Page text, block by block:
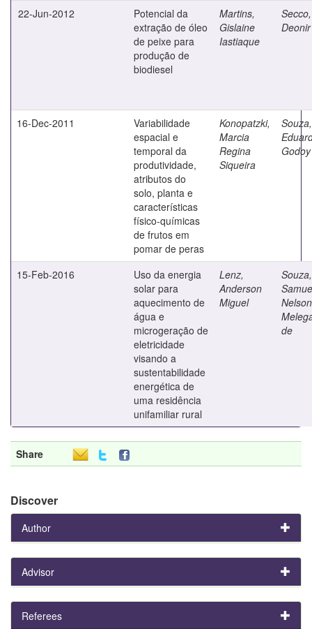
22-Jun-2012
Potencial da
extração de óleo
de peixe para
produção de
biodiesel
Martins,
Gislaine
Iastiaque
Secco,
Deonir
16-Dec-2011
Variabilidade
espacial e
temporal da
produtividade,
atributos do
solo, planta e
características
físico-químicas
de frutos em
pomar de peras
Konopatzki,
Marcia
Regina
Siqueira
Souza,
15-Feb-2016
Uso da energia
solar para
aquecimento de
água e
microgeração de
eletricidade
visando a
sustentabilidade
energética de
uma residência
unifamiliar rural
Lenz,
Anderson
Miguel
Souza,
Nelson
de
Share
Discover
Author
Advisor
Referees